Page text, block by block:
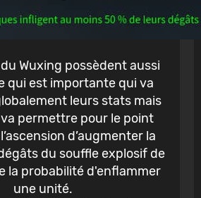
Wuxing possèdent aussi
qui est importante qui va
leurs stats mais
permettre pour le point
d’augmenter la
du souffle explosif de
la probabilité d'enflammer
une unité.